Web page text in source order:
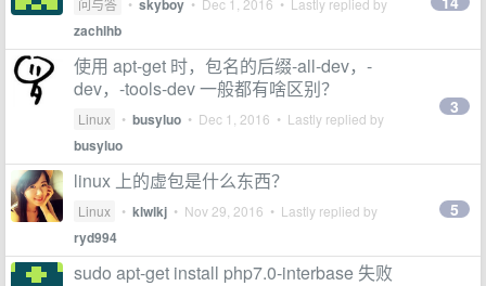
问与答 • skyboy • Dec 1, 2016 • Lastly replied by
zachlhb
使用 apt-get 时，包名的后缀-all-dev，-
dev，-tools-dev 一般都有啥区别？
Linux • busyluo • Dec 1, 2016 • Lastly replied by
busyluo
3
linux 上的虚包是什么东西？
Linux • klwlkj • Nov 29, 2016 • Lastly replied by
ryd994
5
sudo apt-get install php7.0-interbase 失败